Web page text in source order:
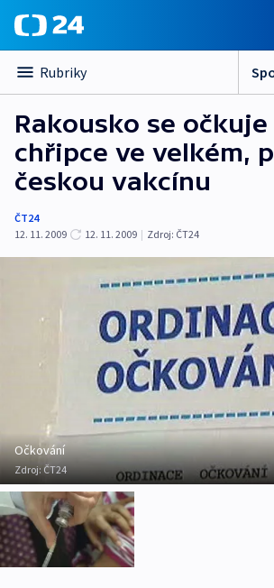
Rubriky
Rakousko se
chřipce ve velkém,
českou vakcínu
ČT24
12. 11. 2009
12. 11. 2009 | Zdroj: ČT24
Očkování
Zdroj:ČT24